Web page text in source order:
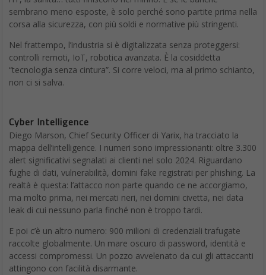
sembrano meno esposte, è solo perché sono partite prima nella
corsa alla sicurezza, con più soldi e normative più stringenti.
Nel frattempo, l’industria si è digitalizzata senza proteggersi:
controlli remoti, IoT, robotica avanzata. È la cosiddetta
“tecnologia senza cintura”. Si corre veloci, ma al primo schianto,
non ci si salva.
Cyber Intelligence
Diego Marson, Chief Security Officer di Yarix, ha tracciato la
mappa dell’intelligence. I numeri sono impressionanti: oltre 3.300
alert significativi segnalati ai clienti nel solo 2024. Riguardano
fughe di dati, vulnerabilità, domini fake registrati per phishing. La
realtà è questa: l’attacco non parte quando ce ne accorgiamo,
ma molto prima, nei mercati neri, nei domini civetta, nei data
leak di cui nessuno parla finché non è troppo tardi.
E poi c’è un altro numero: 900 milioni di credenziali trafugate
raccolte globalmente. Un mare oscuro di password, identità e
accessi compromessi. Un pozzo avvelenato da cui gli attaccanti
attingono con facilità disarmante.